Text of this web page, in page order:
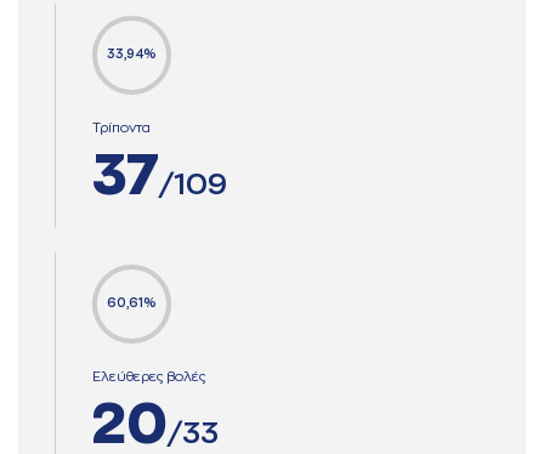
33,94%
Τρίποντα
37/109
60,61%
Ελεύθερες βολές
20/33